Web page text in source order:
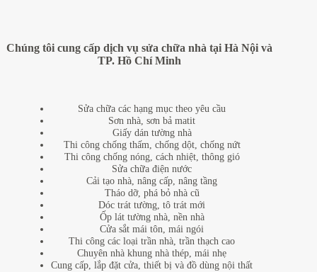
Chúng tôi cung cấp dịch vụ sửa chữa nhà tại Hà Nội và
TP. Hồ Chí Minh
Sửa chữa các hạng mục theo yêu cầu
Sơn nhà, sơn bả matit
Giấy dán tường nhà
Thi công chống thấm, chống dột, chống nứt
Thi công chống nóng, cách nhiệt, thông gió
Sửa chữa điện nước
Cải tạo nhà, nâng cấp, nâng tầng
Tháo dỡ, phá bỏ nhà cũ
Dóc trát tường, tô trát mới
Ốp lát tường nhà, nền nhà
Cửa sắt mái tôn, mái ngói
Thi công các loại trần nhà, trần thạch cao
Chuyên nhà khung nhà thép, mái nhẹ
Cung cấp, lắp đặt cửa, thiết bị và đồ dùng nội thất